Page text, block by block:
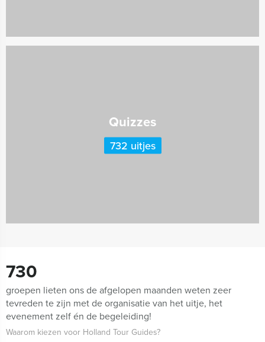
Quizzes
732 uitjes
730
groepen lieten ons de afgelopen maanden weten zeer
tevreden te zijn met de organisatie van het uitje, het
evenement zelf én de begeleiding!
Waarom kiezen voor Holland Tour Guides?